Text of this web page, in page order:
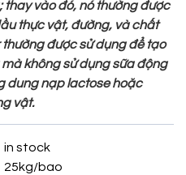
vào đó, nó thường được
thực vật, đường, và chất
được sử dụng để tạo
không sử dụng sữa động
dung nạp lactose hoặc
vật.
in stock
25kg/bao